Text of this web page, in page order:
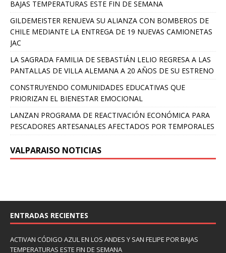
BAJAS TEMPERATURAS ESTE FIN DE SEMANA
GILDEMEISTER RENUEVA SU ALIANZA CON BOMBEROS DE
CHILE MEDIANTE LA ENTREGA DE 19 NUEVAS CAMIONETAS
JAC
LA SAGRADA FAMILIA DE SEBASTIÁN LELIO REGRESA A LAS
PANTALLAS DE VILLA ALEMANA A 20 AÑOS DE SU ESTRENO
CONSTRUYENDO COMUNIDADES EDUCATIVAS QUE
PRIORIZAN EL BIENESTAR EMOCIONAL
LANZAN PROGRAMA DE REACTIVACIÓN ECONÓMICA PARA
PESCADORES ARTESANALES AFECTADOS POR TEMPORALES
VALPARAISO NOTICIAS
ENTRADAS RECIENTES
ACTIVAN CÓDIGO AZUL EN LOS ANDES Y SAN FELIPE POR BAJAS
TEMPERATURAS ESTE FIN DE SEMANA